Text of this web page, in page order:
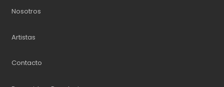
Nosotros
Artistas
Contacto